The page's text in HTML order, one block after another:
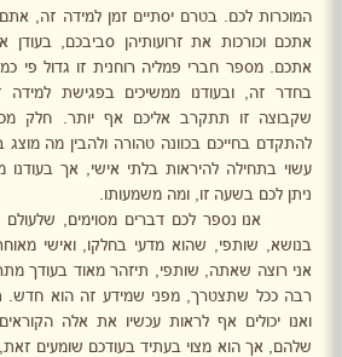
המוכרות לכם. בטרם יסתיים זמן למידה זה,
אתכם וכורכות את זרועותיהן סביבכם, בעודן
אתכם. מספר חברי פמליה רוחנית זו גדול פי
בחדר זה, ובעודנו ממשיכים בפגישת למידה
שקבוצה זו תתקרב אליכם אף יותר. חלק
להתקדם בחייכם בכוונה טהורה ולהבין מה
עשוי בתחילה להיראות בלתי אישי, אך בעודנו
ניתן לכם בשעה זו, ומה משמעותו.
אנו נספר לכם דברים מסוימים,
בנושא, שותפי, שהוא מדעי בחלקו, ואישי
אני רוצה שאתה, שותפי, תיזהר מאוד בעודך
רבה ככל שתצטרך, מפני שמידע זה הוא חדש.
ואנו יכולים אף לראות עכשיו את אלה
שלהם, אך הוא מצוי בעתיד בעודכם שומעים